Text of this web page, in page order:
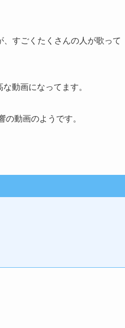
すごくたくさんの人が歌って
動画になってます。
の動画のようです。